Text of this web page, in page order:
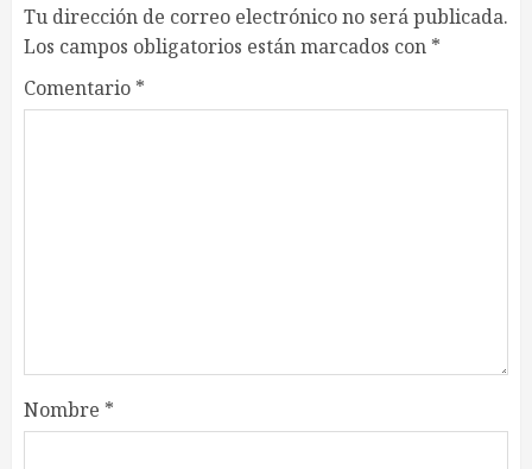
Tu dirección de correo electrónico no será publicada.
Los campos obligatorios están marcados con *
Comentario *
Nombre *